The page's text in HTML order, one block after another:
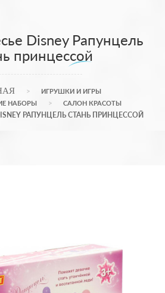
Disney Рапунцель
принцессой
ИГРУШКИ И ИГРЫ
НАБОРЫ
САЛОН КРАСОТЫ
РАПУНЦЕЛЬ CТАНЬ ПРИНЦЕССОЙ